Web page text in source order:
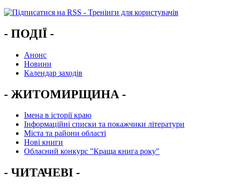
- ПОДІЇ -
Анонс
Новини
Календар заходів
- ЖИТОМИРЩИНА -
Імена в історії краю
Інформаційні списки та покажчики літератури
Міста та райони області
Нові книги
Обласний конкурс "Краща книга року"
- ЧИТАЧЕВІ -